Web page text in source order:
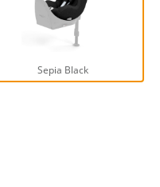
Sepia Black
Sepia Black